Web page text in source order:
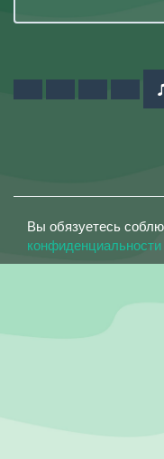
Вы обязуетесь
конфиденциальности